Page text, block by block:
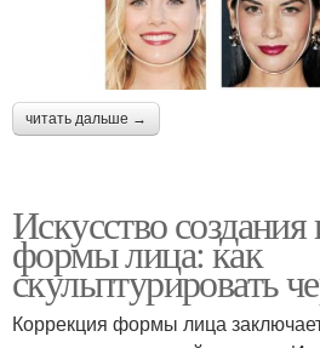
читать дальше →
Искусство
формы лица: как
скульптурировать
Коррекция формы лица